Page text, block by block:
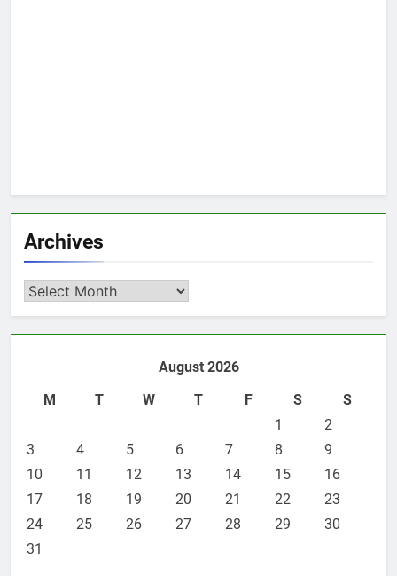
Archives
Archives
August 2026
M
T W T F S
S
1
2
3
4 5 6 7 8
9
10
11 12 13 14 15
16
17
18 19 20 21 22
23
24
25 26 27 28 29
30
31